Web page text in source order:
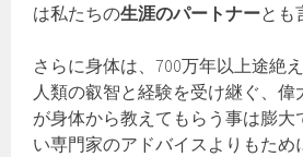
は私たちの生涯のパートナーとも
さらに身体は、700万年以上途絶
人類の叡智と経験を受け継ぐ、偉
が身体から教えてもらう事は膨大
い専門家のアドバイスよりもため